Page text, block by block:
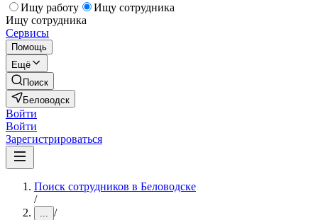
Ищу работу
Ищу сотрудника
Ищу сотрудника
Сервисы
Помощь
Ещё
Поиск
Беловодск
Войти
Войти
Зарегистрироваться
Поиск сотрудников в Беловодске
/
... /